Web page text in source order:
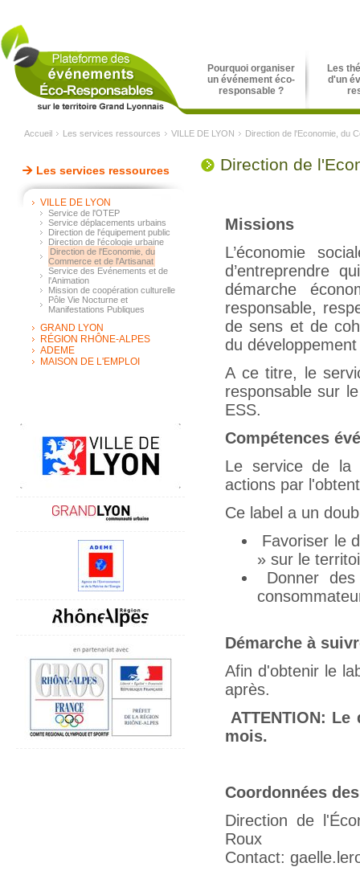
Pourquoi organiser
un événement éco-
responsable ?
Les
d'un
Accueil Les services ressources VILLE DE LYON Direction de l'Economie, du
Les services ressources
VILLE DE LYON
Service de l'OTEP
Service déplacements urbains
Direction de l'équipement public
Direction de l'écologie urbaine
Direction de l'Economie, du
Commerce et de l'Artisanat
Service des Evénements et de
l'Animation
Mission de coopération culturelle
Pôle Vie Nocturne et
Manifestations Publiques
GRAND LYON
RÉGION RHÔNE-ALPES
ADEME
MAISON DE L'EMPLOI
Direction de
Missions
L’économie
d’entreprendre
démarche
responsable,
de sens et de
du
A ce titre, le
responsable sur
ESS.
Compétences
Le service de la
actions par
Ce label a un
Favoriser le
» sur le
Donner
Démarche à
Afin d'obtenir le
après.
ATTENTION:
mois.
Coordonnées
Direction de
Roux
Contact: